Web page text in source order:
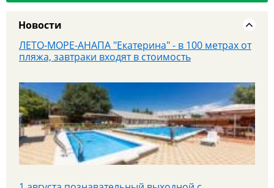
Новости
ЛЕТО-МОРЕ-АНАПА "Екатерина" - в 100 метрах от
пляжа, завтраки входят в стоимость